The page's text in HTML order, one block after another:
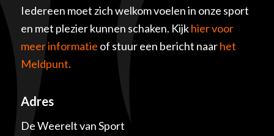
Iedereen moet zich welkom voelen in onze sport
en met plezier kunnen schaken. Kijkhier voor
meer informatie of stuur een bericht naarhet
Meldpunt.
Adres
De Weerelt van Sport